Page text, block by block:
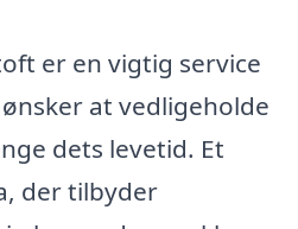
er en vigtig service
at vedligeholde
dets levetid. Et
der tilbyder